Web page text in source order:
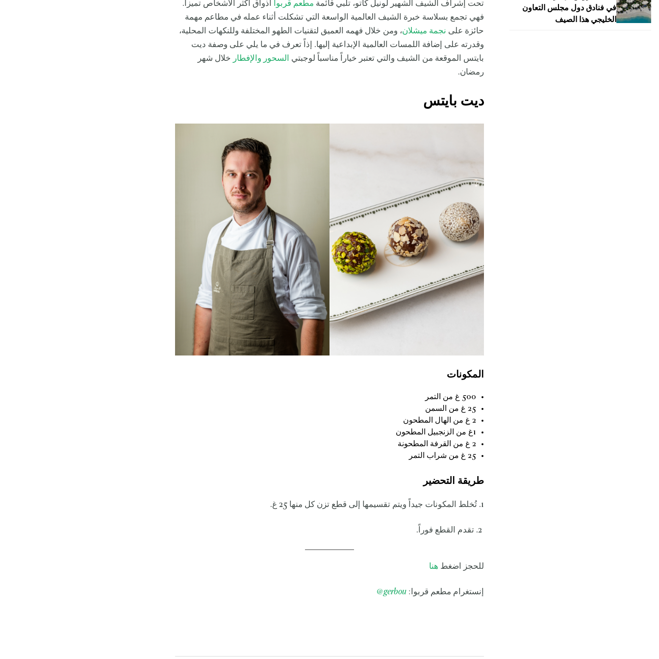
في فنادق دول مجلس التعاون
الخليجي هذا الصيف
تحت إشراف الشيف الشهير لونيل كاتو، تلبي قائمة مطعم قربوا أذواق أكثر الأشخاص تميزاً.
فهي تجمع بسلاسة خبرة الشيف العالمية الواسعة التي تشكلت أثناء عمله في مطاعم مهمة
حائزة على نجمة ميشلان، ومن خلال فهمه العميق لتقنيات الطهو المختلفة وللنكهات المحلية،
وقدرته على إضافة اللمسات العالمية الإبداعية إليها. إذاً تعرف في ما يلي على وصفة ديت
بايتس الموقعة من الشيف والتي تعتبر خياراً مناسباً لوجبتي السحور والإفطار خلال شهر
رمضان.
ديت بايتس
المكونات
500 غ من التمر
25 غ من السمن
2 غ من الهال المطحون
1غ من الزنجبيل المطحون
2 غ من القرفة المطحونة
25 غ من شراب التمر
طريقة التحضير
1. تُخلط المكونات جيداً ويتم تقسيمها إلى قطع تزن كل منها 25 غ.
للحجز اضغط هنا
إنستغرام مطعم قربوا: gerbou
@